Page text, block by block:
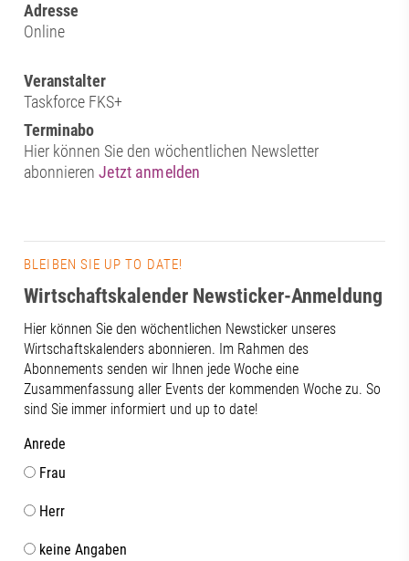
Adresse
Online
Veranstalter
Taskforce FKS+
Terminabo
Hier können Sie den wöchentlichen Newsletter
abonnierenJetzt anmelden
BLEIBEN SIE UP TO DATE!
Wirtschaftskalender Newsticker-Anmeldung
Hier können Sie den wöchentlichen Newsticker unseres
Wirtschaftskalenders abonnieren. Im Rahmen des
Abonnements senden wir Ihnen jede Woche eine
Zusammenfassung aller Events der kommenden Woche zu. So
sind Sie immer informiert und up to date!
Anrede
Frau
Herr
keine Angaben